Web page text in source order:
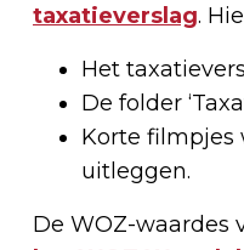
taxatieverslag.
Het
De folder
Korte filmpjes
uitleggen.
De WOZ-waardes